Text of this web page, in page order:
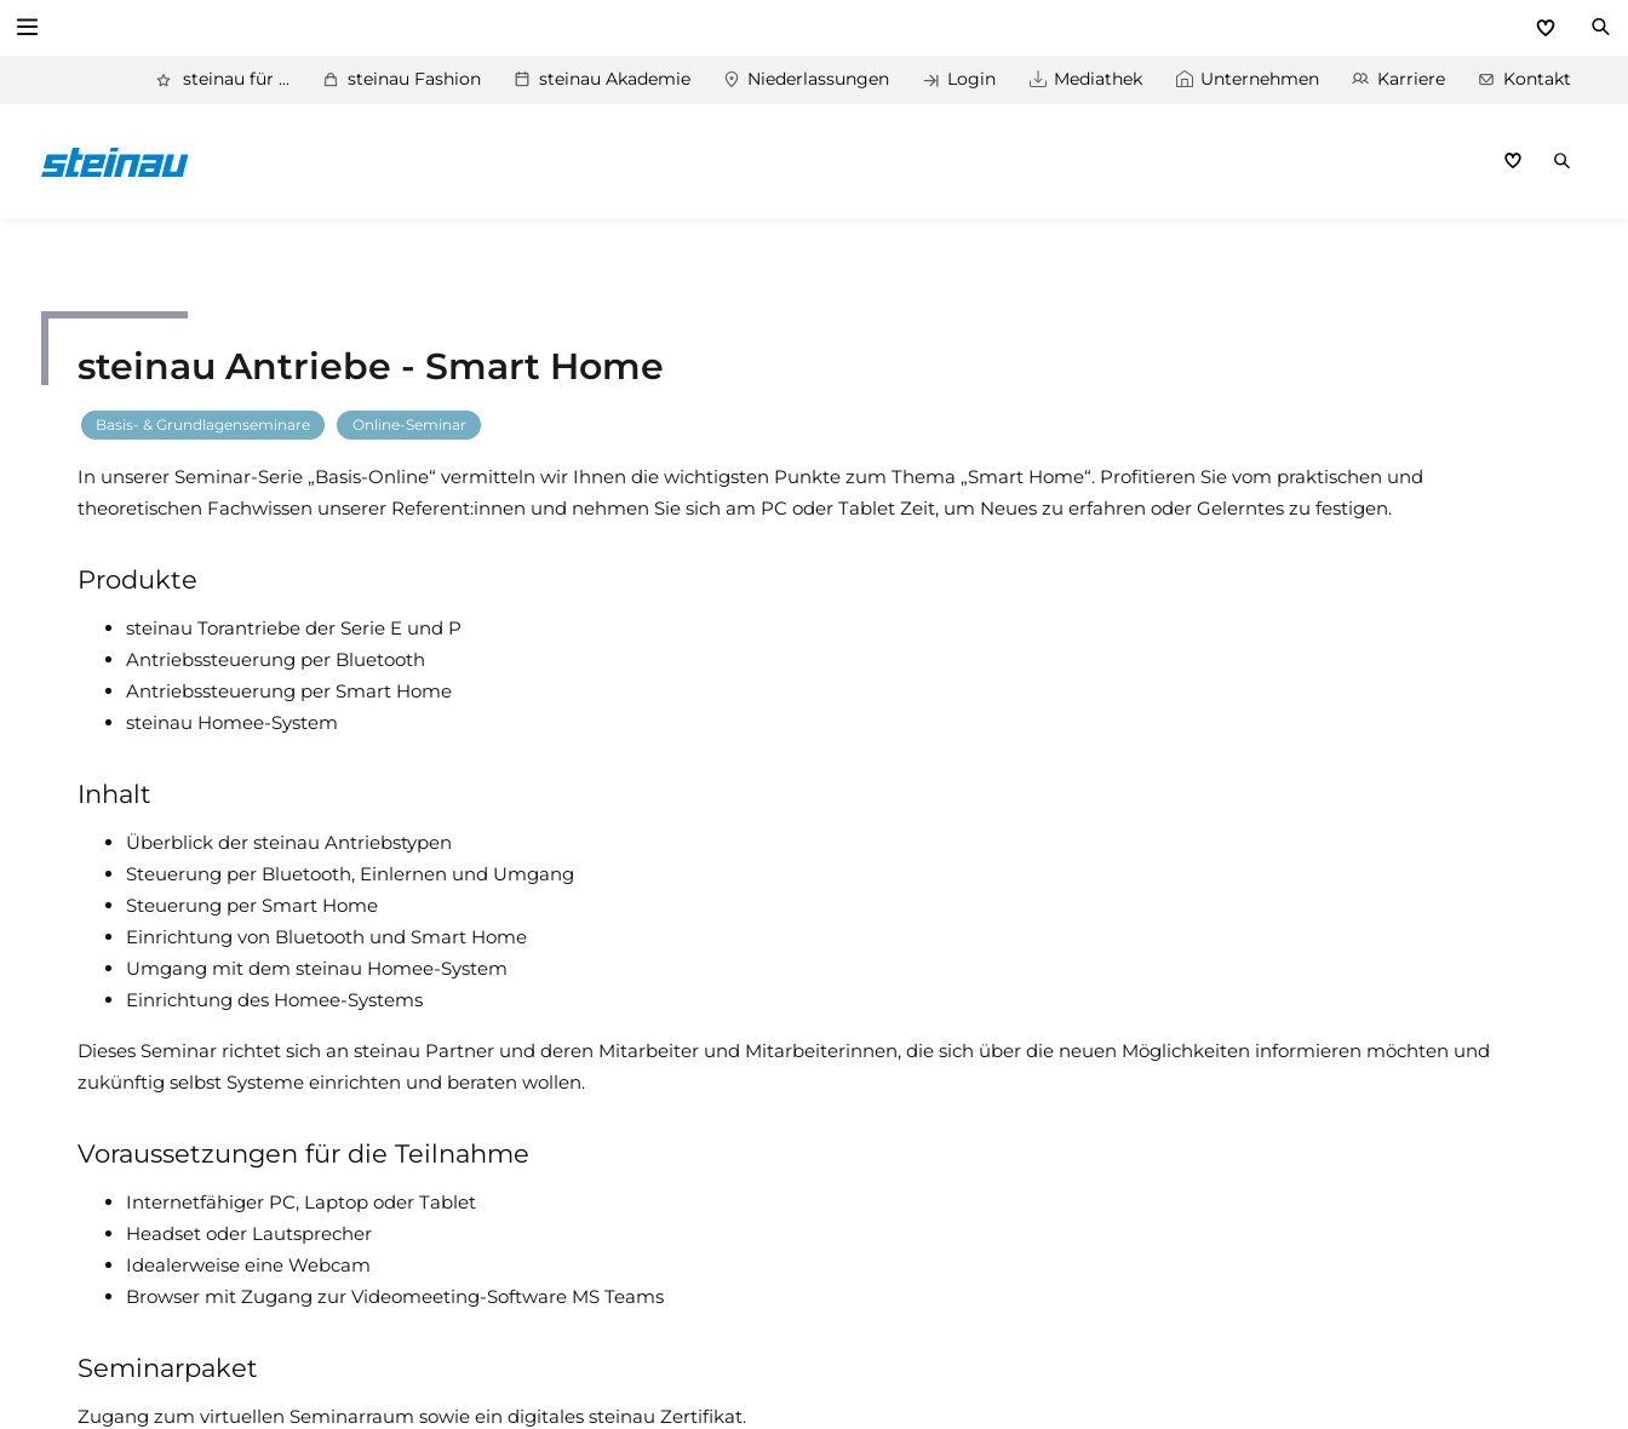
Service
steinau Akademie
Downloads & Medien
steinau für ... steinau Fashion steinau Akademie Niederlassungen Login Mediathek Unternehmen Karriere Kontakt
steinau Antriebe - Smart Home
Basis- & Grundlagenseminare Online-Seminar
In unserer Seminar-Serie „Basis-Online“ vermitteln wir Ihnen die wichtigsten Punkte zum Thema „Smart Home“. Profitieren Sie vom praktischen und
theoretischen Fachwissen unserer Referent:innen und nehmen Sie sich am PC oder Tablet Zeit, um Neues zu erfahren oder Gelerntes zu festigen.
Produkte
steinau Torantriebe der Serie E und P
Antriebssteuerung per Bluetooth
Antriebssteuerung per Smart Home
steinau Homee-System
Inhalt
Überblick der steinau Antriebstypen
Steuerung per Bluetooth, Einlernen und Umgang
Steuerung per Smart Home
Einrichtung von Bluetooth und Smart Home
Umgang mit dem steinau Homee-System
Einrichtung des Homee-Systems
Dieses Seminar richtet sich an steinau Partner und deren Mitarbeiter und Mitarbeiterinnen, die sich über die neuen Möglichkeiten informieren möchten und
zukünftig selbst Systeme einrichten und beraten wollen.
Voraussetzungen für die Teilnahme
Internetfähiger PC, Laptop oder Tablet
Headset oder Lautsprecher
Idealerweise eine Webcam
Browser mit Zugang zur Videomeeting-Software MS Teams
Seminarpaket
Zugang zum virtuellen Seminarraum sowie ein digitales steinau Zertifikat.